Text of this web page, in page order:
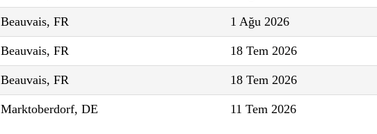
Beauvais, FR 1 Ağu 2026
Beauvais, FR 18 Tem 2026
Beauvais, FR 18 Tem 2026
Marktoberdorf, DE 11 Tem 2026